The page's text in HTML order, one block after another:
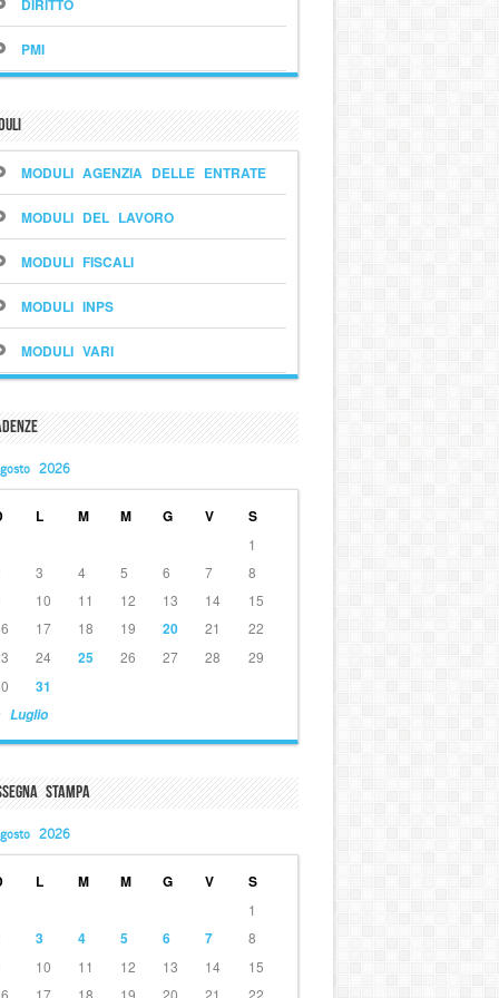
DIRITTO
PMI
MODULI AGENZIA DELLE ENTRATE
MODULI DEL LAVORO
MODULI FISCALI
MODULI INPS
MODULI VARI
2026
L M M G V S
Luglio
1
3 4 5 6 7
8
10 11 12 13 14
15
17 18 19 20 21
22
24 25 26 27 28
29
31
Stampa
2026
L M M G V S
1
3 4 5 6 7
8
10 11 12 13 14
15
17 18 19 20 21 22